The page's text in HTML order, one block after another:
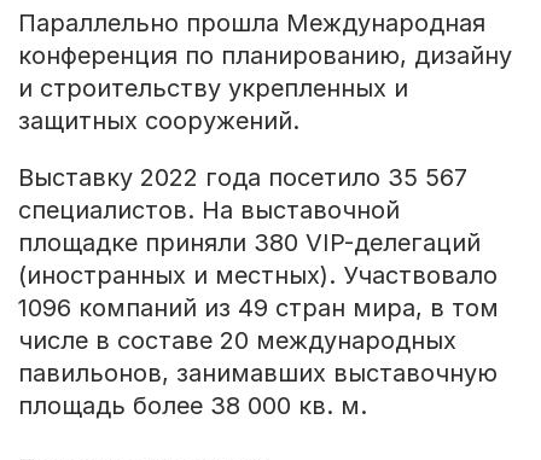
Параллельно прошла Международная
конференция по планированию, дизайну
и строительству укрепленных и
защитных сооружений.
Выставку 2022 года посетило 35 567
специалистов. На выставочной
площадке приняли 380 VIP-делегаций
(иностранных и местных). Участвовало
1096 компаний из 49 стран мира, в том
числе в составе 20 международных
павильонов, занимавших выставочную
площадь более 38 000 кв. м.